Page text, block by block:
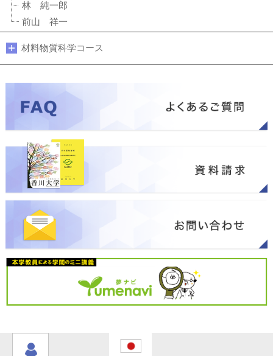
林 純一郎
前山 祥一
材料物質科学コース